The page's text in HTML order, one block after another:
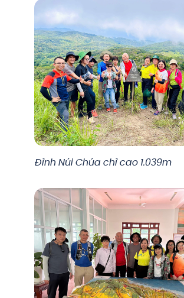
Đỉnh Núi Chúa chỉ cao 1.039m